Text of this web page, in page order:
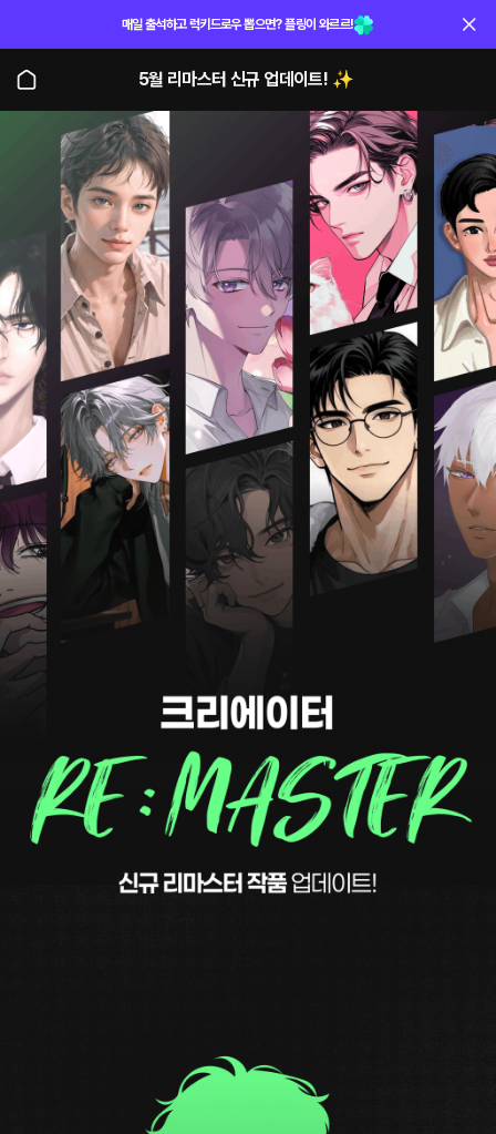
매일 출석하고 럭키드로우 뽑으면? 플링이 와르르!
5월 리마스터 신규 업데이트! ✨